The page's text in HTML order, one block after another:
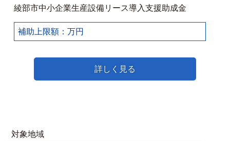
綾部市中小企業生産設備リース導入支援助成金
補助上限額：万円
詳しく見る
対象地域